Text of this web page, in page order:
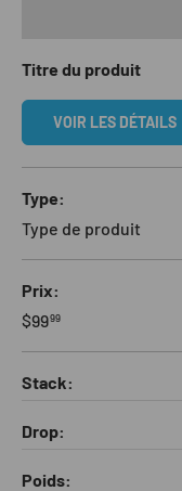
Titre du produit
VOIR LES DÉTAILS
Type
Type de produit
Prix
$9999
Stack
Drop
Poids